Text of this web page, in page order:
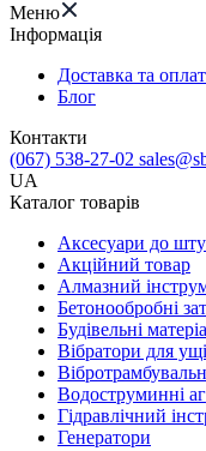
Меню
Iнформація
Доставка та
Блог
Контакти
(067) 538-27-02
UA
Каталог товарів
Аксесуари до
Акційний товар
Алмазний
Бетонообробні
Будівельні
Вібратори для
Водоструминні
Гідравлічний
Генератори